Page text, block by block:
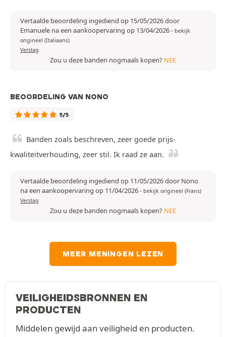
Vertaalde beoordeling ingediend op 15/05/2026 door
Emanuele na een aankoopervaring op 13/04/2026- bekijk
origineel (Italiaans)
Verslag
Zou u deze banden nogmaals kopen? NEE
BEOORDELING VAN NONO
5/5
Banden zoals beschreven, zeer goede prijs-
kwaliteitverhouding, zeer stil. Ik raad ze aan.
Vertaalde beoordeling ingediend op 11/05/2026 door Nono
na een aankoopervaring op 11/04/2026- bekijk origineel (Frans)
Verslag
Zou u deze banden nogmaals kopen? NEE
MEER MENINGEN LEZEN
VEILIGHEIDSBRONNEN EN
PRODUCTEN
Middelen gewijd aan veiligheid en producten.